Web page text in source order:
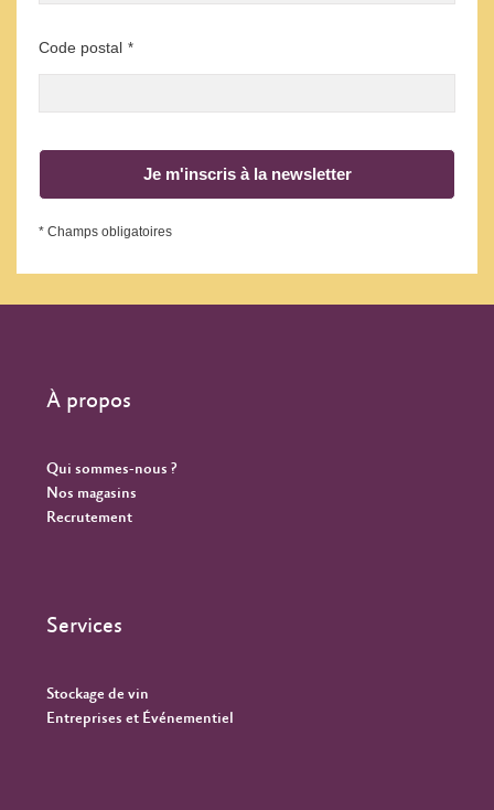
Code postal *
Je m'inscris à la newsletter
* Champs obligatoires
À propos
Qui sommes-nous ?
Nos magasins
Recrutement
Services
Stockage de vin
Entreprises et Événementiel